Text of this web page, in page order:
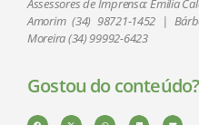
Assessores de Imprensa: Emília
Amorim (34) 98721-1452 |
Moreira (34) 99992-6423
Gostou do